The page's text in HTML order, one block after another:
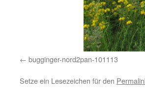
bugginger-nord2pan-101113
Setze ein Lesezeichen für den